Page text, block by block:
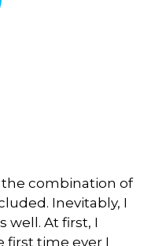
combination of
Inevitably, I
well. At first, I
time ever I